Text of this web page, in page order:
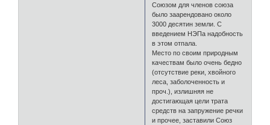
Союзом для членов союза
было заарендовано около
3000 десятин земли. С
введением НЭПа надобность
в этом отпала.
Место по своим природным
качествам было очень бедно
(отсутствие реки, хвойного
леса, заболоченность и
проч.), излишняя не
достигающая цели трата
средств на запружение речки
и прочее, заставили Союз